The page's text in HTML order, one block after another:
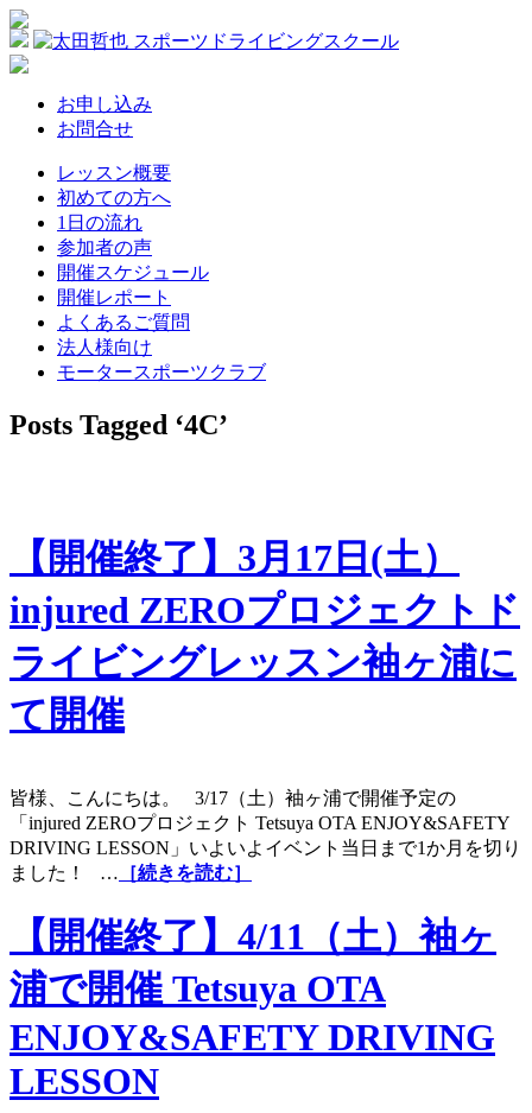
お申し込み
お問合せ
レッスン概要
初めての方へ
1日の流れ
参加者の声
開催スケジュール
開催レポート
よくあるご質問
法人様向け
モータースポーツクラブ
Posts Tagged ‘4C’
【開催終了】3月17日(土）
injured ZEROプロジェクトド
ライビングレッスン袖ヶ浦に
て開催
皆様、こんにちは。 3/17（土）袖ヶ浦で開催予定の
「injured ZEROプロジェクト Tetsuya OTA ENJOY&SAFETY
DRIVING LESSON」いよいよイベント当日まで1か月を切り
ました！ … ［続きを読む］
【開催終了】4/11（土）袖ヶ
浦で開催 Tetsuya OTA
ENJOY&SAFETY DRIVING
LESSON